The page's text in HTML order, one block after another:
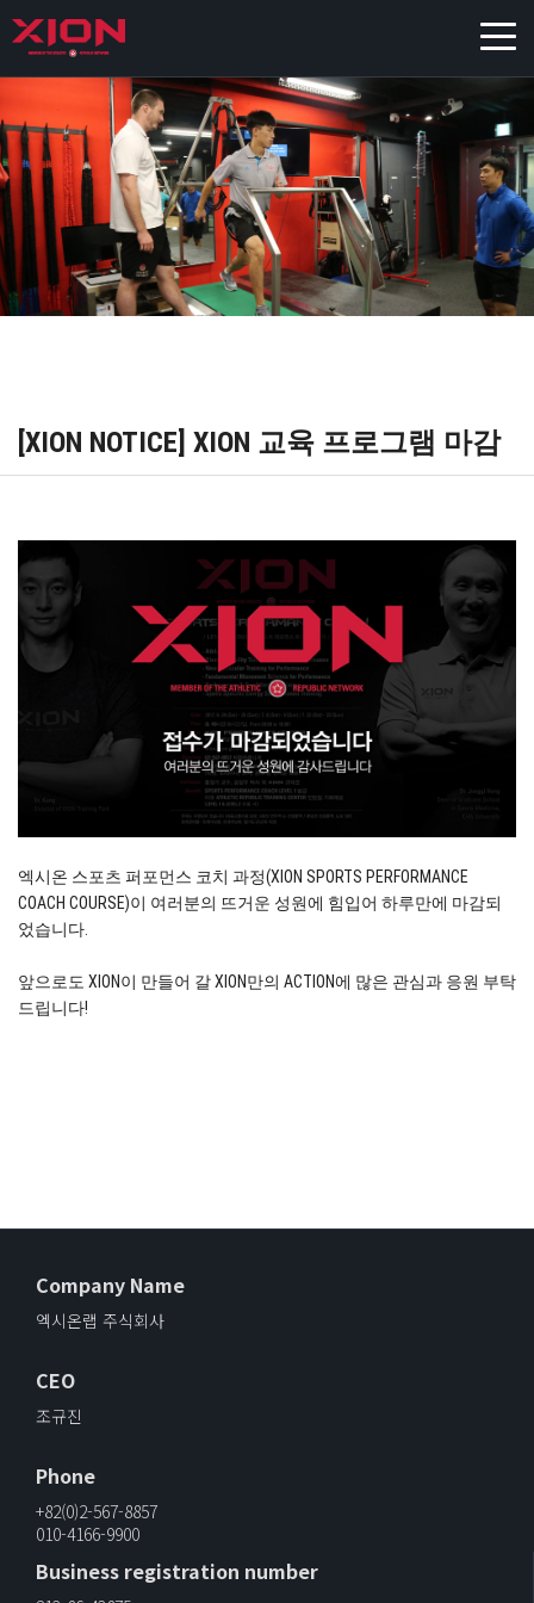
[XION NOTICE] XION 교육 프로그램 마감
엑시온 스포츠 퍼포먼스 코치 과정(XION SPORTS PERFORMANCE
COACH COURSE)이 여러분의 뜨거운 성원에 힘입어 하루만에 마감되
었습니다.
앞으로도 XION이 만들어 갈 XION만의 ACTION에 많은 관심과 응원 부탁
드립니다!
Company Name
엑시온랩 주식회사
CEO
조규진
Phone
+82(0)2-567-8857
010-4166-9900
Business registration number